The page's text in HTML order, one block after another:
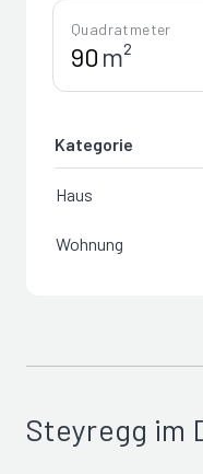
Quadratmeter
m²
Kategorie
Haus
Wohnung
Steyregg im